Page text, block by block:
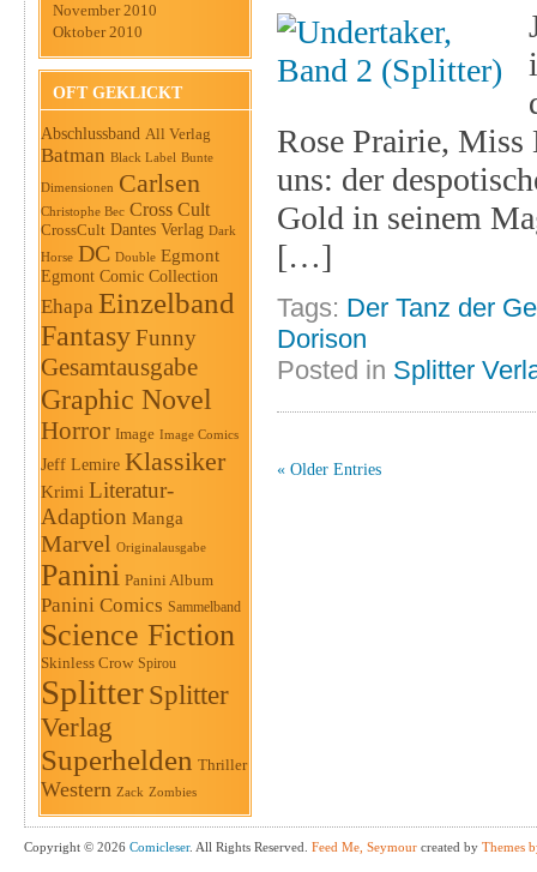
November 2010
Oktober 2010
OFT GEKLICKT
Abschlussband All Verlag
Batman Black Label Bunte
Dimensionen Carlsen
Christophe Bec Cross Cult
CrossCult Dantes Verlag Dark
Horse DC Double Egmont
Egmont Comic Collection
Ehapa Einzelband
FantasyFunny
Gesamtausgabe
Graphic Novel
Horror Image Image Comics
Jeff Lemire Klassiker
Krimi Literatur-
Adaption Manga
Marvel Originalausgabe
Panini Panini Album
Panini Comics Sammelband
Science Fiction
Skinless Crow Spirou
Splitter Splitter
Verlag
Superhelden Thriller
Western Zack Zombies
Rose Prairie, Miss
uns: der
Gold in seinem
[…]
Tags: Der Tanz der
Dorison
Posted in Splitter
« Older Entries
Copyright © 2026 Comicleser. All Rights Reserved. Feed Me, Seymour created by Themes